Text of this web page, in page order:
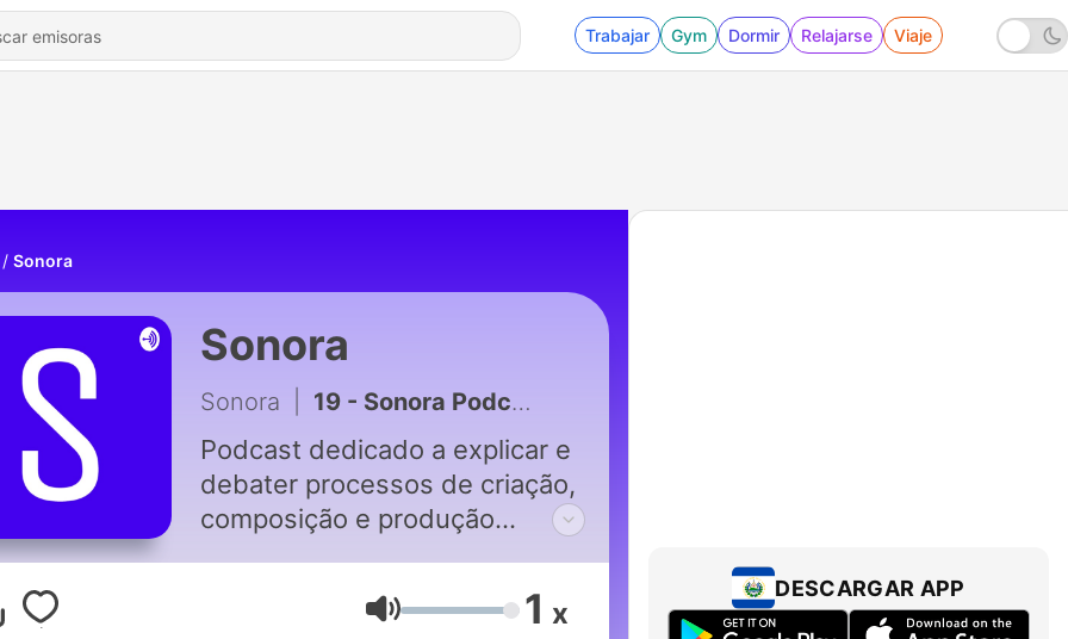
Trabajar Gym Dormir Relajarse Viaje
Sonora
Sonora
Sonora 19 - Sonora Podcast #19 João Luiz Parte 2
Podcast dedicado a explicar e
debater processos de criação,
composição e produção
artista convidado apresenta
seu trabalho. www.sonora.tv.br
Volumen 1 x
DESCARGAR APP